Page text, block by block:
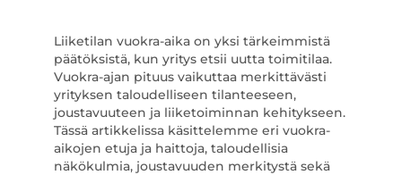
Liiketilan vuokra-aika on yksi tärkeimmistä
päätöksistä, kun yritys etsii uutta toimitilaa.
Vuokra-ajan pituus vaikuttaa merkittävästi
yrityksen taloudelliseen tilanteeseen,
joustavuuteen ja liiketoiminnan kehitykseen.
Tässä artikkelissa käsittelemme eri vuokra-
aikojen etuja ja haittoja, taloudellisia
näkökulmia, joustavuuden merkitystä sekä